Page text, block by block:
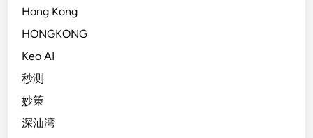
Hong Kong
HONGKONG
Keo AI
秒测
妙策
深汕湾